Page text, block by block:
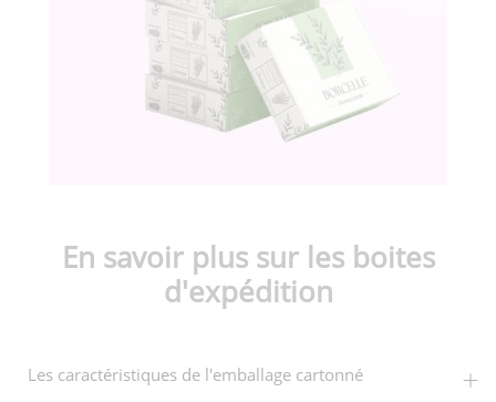
En savoir plus sur les boites
d'expédition
Les caractéristiques de l'emballage cartonné